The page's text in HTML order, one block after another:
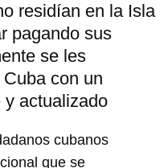
residían en la Isla
pagando sus
se les
con un
y actualizado
cubanos
que se